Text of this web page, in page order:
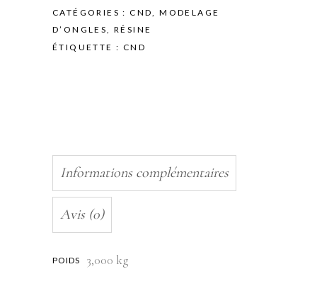
ACRYL
1894ML
quantity
CATÉGORIES :CND,MODELAGE
D’ONGLES,RÉSINE
ÉTIQUETTE : CND
Informations complémentaires
Avis (0)
POIDS 3,000 kg